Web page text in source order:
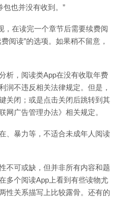
包也并没有收到。”
，在读完一个章节后需要续费阅
阅读”的选项。如果稍不留意，
析，阅读类App在没有收取年费
润不违反相关法律规定。但是，
关闭；或是点击关闭后跳转到其
网广告管理办法》相关规定。
、暴力等，不适合未成年人阅读
不可或缺，但并非所有内容和题
多个阅读App上看到有些读物尤
性关系描写上比较露骨。还有的